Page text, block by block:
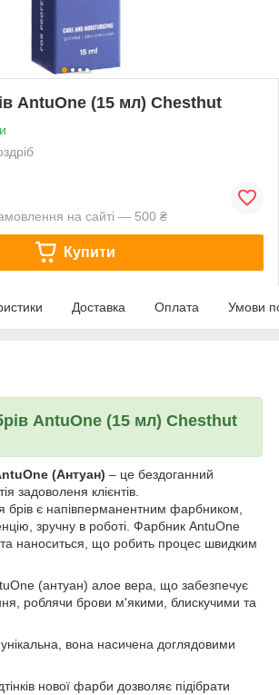
AntuOne (15 мл) Chesthut
на сайті — 500 ₴
Купити
Доставка Оплата Умови
AntuOne (15 мл) Chesthut
(Антуан) – це бездоганний
задоволеня клієнтів.
брів є напівперманентним фарбником,
зручну в роботі. Фарбник AntuOne
та наноситься, що робить процес швидким
(антуан) алое вера, що забезпечує
роблячи брови м'якими, блискучими та
вона насичена доглядовими
нової фарби дозволяє підібрати